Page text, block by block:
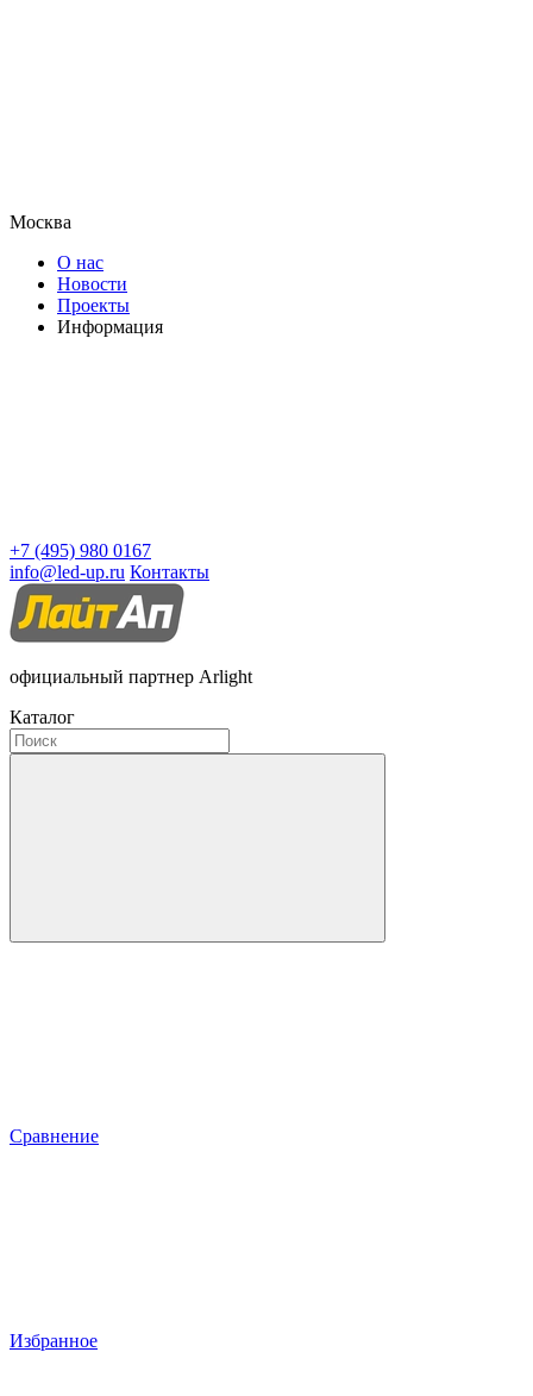
Москва
О нас
Новости
Проекты
Информация
+7 (495) 980 0167
info@led-up.ru Контакты
официальный партнер Arlight
Каталог
Сравнение
Избранное